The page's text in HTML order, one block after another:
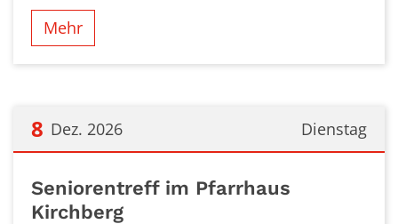
Mehr
Dienstag
8 Dez. 2026
Seniorentreff im Pfarrhaus
Kirchberg